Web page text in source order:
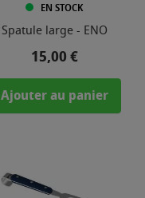
EN STOCK
Spatule large - ENO
Prix
15,00 €
Ajouter au panier